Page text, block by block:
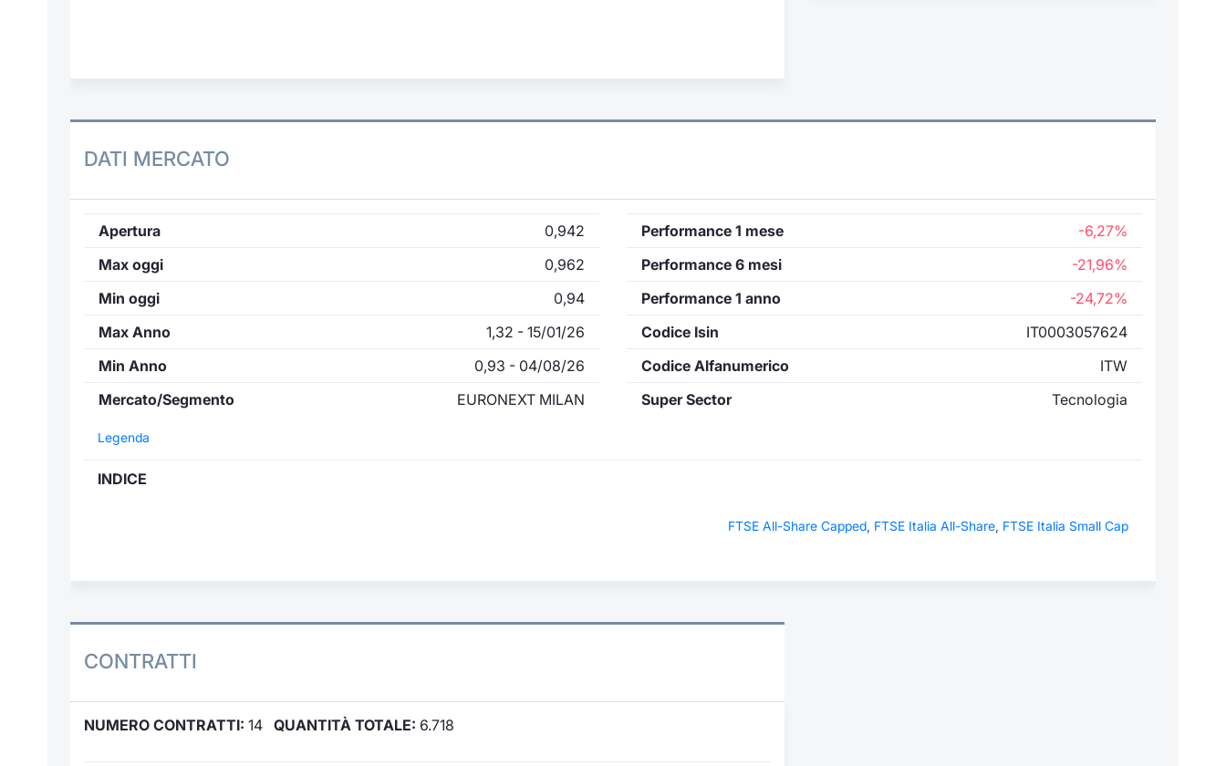
DATI MERCATO
Apertura
0,942
Max oggi
0,962
Min oggi
0,94
Max Anno
1,32 - 15/01/26
Min Anno
0,93 - 04/08/26
Mercato/Segmento
EURONEXT MILAN
Performance 1 mese
-6,27%
Performance 6 mesi
-21,96%
Performance 1 anno
-24,72%
Codice Isin
IT0003057624
Codice Alfanumerico
ITW
Super Sector
Tecnologia
Legenda
INDICE
FTSE All-Share Capped FTSE Italia All-Share FTSE Italia Small Cap
CONTRATTI
NUMERO CONTRATTI: 14 QUANTITÀ TOTALE: 6.718